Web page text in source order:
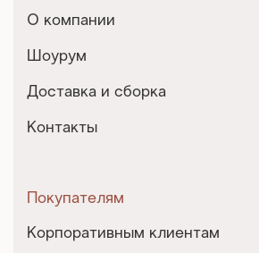
О компании
Шоурум
Доставка и сборка
Контакты
Покупателям
Корпоративным клиентам